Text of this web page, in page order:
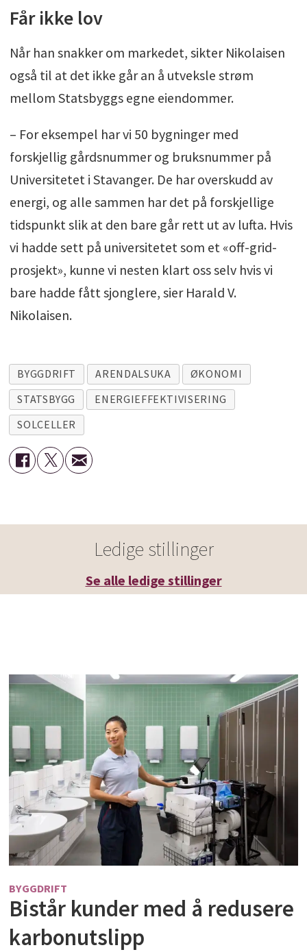
Får ikke lov
Når han snakker om markedet, sikter Nikolaisen
også til at det ikke går an å utveksle strøm
mellom Statsbyggs egne eiendommer.
– For eksempel har vi 50 bygninger med
forskjellig gårdsnummer og bruksnummer på
Universitetet i Stavanger. De har overskudd av
energi, og alle sammen har det på forskjellige
tidspunkt slik at den bare går rett ut av lufta. Hvis
vi hadde sett på universitetet som et «off-grid-
prosjekt», kunne vi nesten klart oss selv hvis vi
bare hadde fått sjonglere, sier Harald V.
Nikolaisen.
BYGGDRIFT ARENDALSUKA
ØKONOMI
STATSBYGG
ENERGIEFFEKTIVISERING
SOLCELLER
Ledige stillinger
Se alle ledige stillinger
BYGGDRIFT
Bistår kunder med å redusere
karbonutslipp